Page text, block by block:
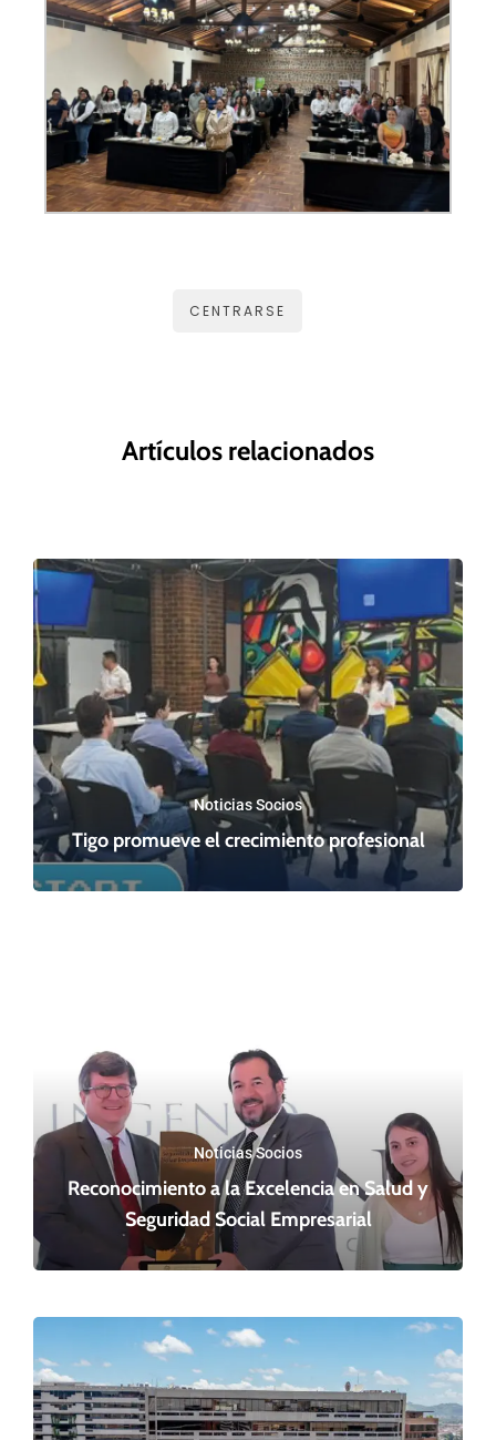
CENTRARSE
Artículos relacionados
Noticias Socios
Tigo promueve el crecimiento profesional
Noticias Socios
Reconocimiento a la Excelencia en Salud y
Seguridad Social Empresarial